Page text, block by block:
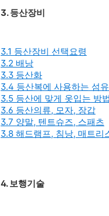
3. 등산장비
3.1 등산장비 선택요령
3.2 배낭
3.3 등산화
3.4 등산복에 사용하는 섬
3.5 등산에 맞게 옷입는 방
3.6 등산의류, 모자, 장갑
3.7 양말, 텐트슈즈, 스패츠
3.8 해드램프, 침낭, 매트리
4. 보행기술